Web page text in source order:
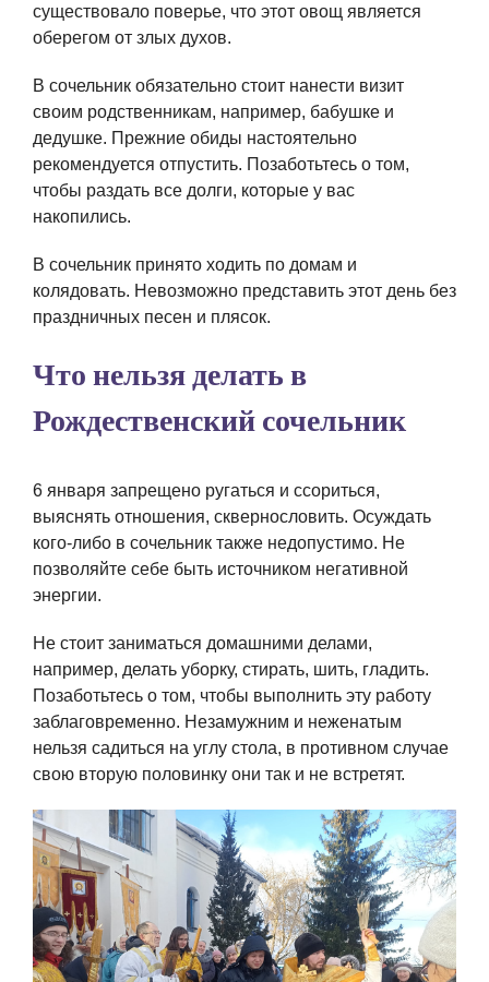
существовало поверье, что этот овощ является
оберегом от злых духов.
В сочельник обязательно стоит нанести визит
своим родственникам, например, бабушке и
дедушке. Прежние обиды настоятельно
рекомендуется отпустить. Позаботьтесь о том,
чтобы раздать все долги, которые у вас
накопились.
В сочельник принято ходить по домам и
колядовать. Невозможно представить этот день без
праздничных песен и плясок.
Что нельзя делать в
Рождественский сочельник
6 января запрещено ругаться и ссориться,
выяснять отношения, сквернословить. Осуждать
кого-либо в сочельник также недопустимо. Не
позволяйте себе быть источником негативной
энергии.
Не стоит заниматься домашними делами,
например, делать уборку, стирать, шить, гладить.
Позаботьтесь о том, чтобы выполнить эту работу
заблаговременно. Незамужним и неженатым
нельзя садиться на углу стола, в противном случае
свою вторую половинку они так и не встретят.